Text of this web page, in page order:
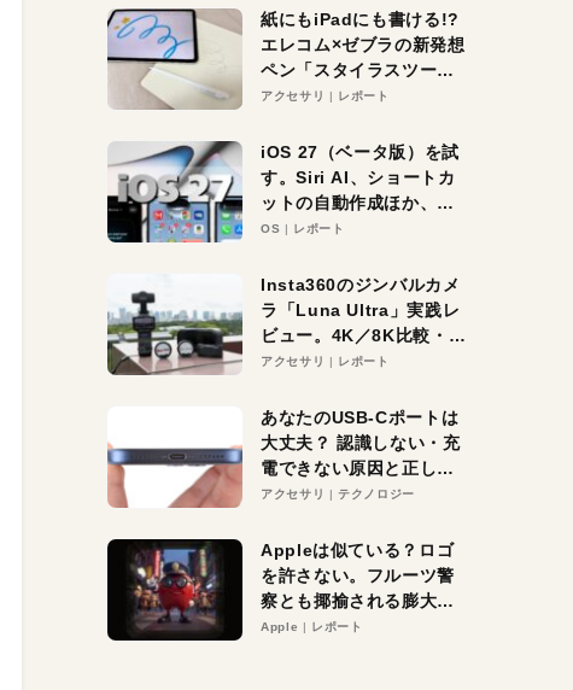
紙にもiPadにも書ける!?
エレコム×ゼブラの新発想
ペン「スタイラスツーウ
ェイ」レビュー。持ち替
アクセサリ レポート
iOS 27（ベータ版）を試
す。Siri AI、ショートカ
ットの自動作成ほか、期
待大の便利機能5選。
る未来はすぐそこ！
OS レポート
Insta360のジンバルカメ
ラ「Luna Ultra」実践レ
ビュー。4K／8K比較・ズ
ーム・夜間撮影をチェッ
アクセサリ レポート
あなたのUSB-Cポートは
大丈夫？ 認識しない・充
電できない原因と正しい
対策
アクセサリ テクノロジー
Appleは似ている？ロゴ
を許さない。フルーツ警
察とも揶揄される膨大な
異議申し立て。対象は非
Apple レポート